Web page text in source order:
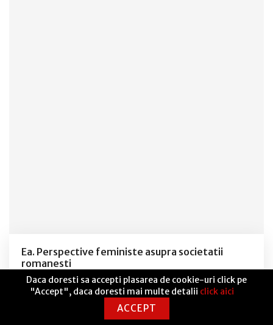
Daca doresti sa accepti plasarea de cookie-uri click pe
"Accept", daca doresti mai multe detalii click aici
ACCEPT
Ea. Perspective feministe asupra societatii
romanesti
31,71 lei